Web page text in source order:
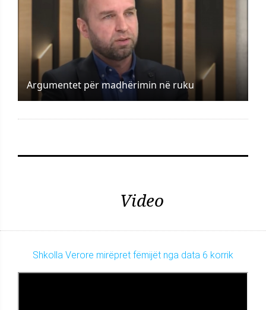
Argumentet për madhërimin në ruku
Video
Shkolla Verore mirëpret fëmijët nga data 6 korrik